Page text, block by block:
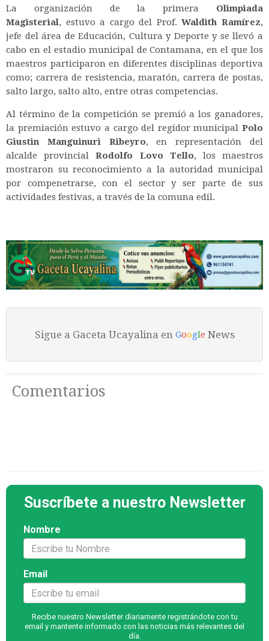
La organización de la primera Olimpiada
Magisterial, estuvo a cargo del Prof.Waldith Ramírez,
jefe del área de Educación, Cultura y Deporte y se llevó a
cabo en el estadio municipal de Contamana, en el que los
maestros participaron en diferentes disciplinas deportiva
como; carrera de resistencia, maratón, carrera de postas,
salto largo, salto alto, entre otras competencias.
Al término de la competición se premió a los ganadores,
la premiación estuvo a cargo del regidor municipal Polo
Giustin Manguinuri Ribeyro, en representación del
alcalde provincialRodolfo Lovo Tello, los maestros
mostraron su reconocimiento a la autoridad municipal
por compenetrarse, con el sector y ser parte de sus
actividades festivas, a través de la comuna edil.
Sigue a Gaceta Ucayalina en Google News
Comentarios
Suscríbete a nuestro Newsletter
Nombre
Email
Recibe nuestro Newsletter diariamente registrándote con tu
email y mantente informado con las noticias más relevantes del
día.